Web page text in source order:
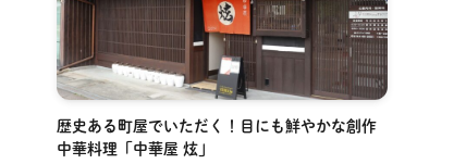
歴史ある町屋でいただく！目にも鮮やかな創作
中華料理「中華屋 炫」